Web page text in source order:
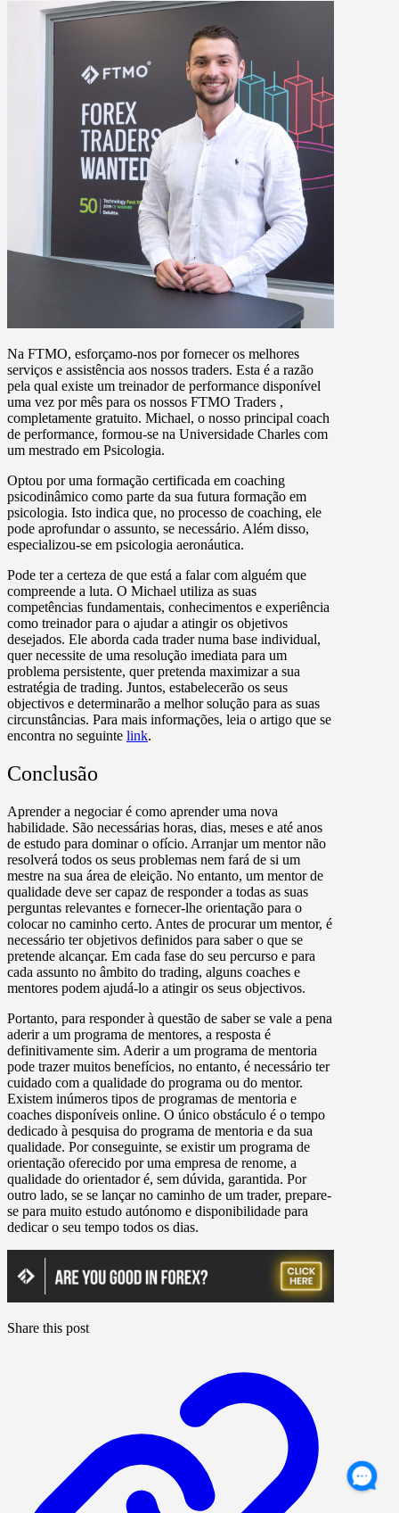
Na FTMO, esforçamo-nos por fornecer os melhores
serviços e assistência aos nossos traders. Esta é a razão
pela qual existe um treinador de performance disponível
uma vez por mês para os nossos FTMO Traders ,
completamente gratuito. Michael, o nosso principal coach
de performance, formou-se na Universidade Charles com
um mestrado em Psicologia.
Optou por uma formação certificada em coaching
psicodinâmico como parte da sua futura formação em
psicologia. Isto indica que, no processo de coaching, ele
pode aprofundar o assunto, se necessário. Além disso,
especializou-se em psicologia aeronáutica.
Pode ter a certeza de que está a falar com alguém que
compreende a luta. O Michael utiliza as suas
competências fundamentais, conhecimentos e experiência
como treinador para o ajudar a atingir os objetivos
desejados. Ele aborda cada trader numa base individual,
quer necessite de uma resolução imediata para um
problema persistente, quer pretenda maximizar a sua
estratégia de trading. Juntos, estabelecerão os seus
objectivos e determinarão a melhor solução para as suas
circunstâncias. Para mais informações, leia o artigo que se
encontra no seguinte link.
Conclusão
Aprender a negociar é como aprender uma nova
habilidade. São necessárias horas, dias, meses e até anos
de estudo para dominar o ofício. Arranjar um mentor não
resolverá todos os seus problemas nem fará de si um
mestre na sua área de eleição. No entanto, um mentor de
qualidade deve ser capaz de responder a todas as suas
perguntas relevantes e fornecer-lhe orientação para o
colocar no caminho certo. Antes de procurar um mentor, é
necessário ter objetivos definidos para saber o que se
pretende alcançar. Em cada fase do seu percurso e para
cada assunto no âmbito do trading, alguns coaches e
mentores podem ajudá-lo a atingir os seus objectivos.
Portanto, para responder à questão de saber se vale a pena
aderir a um programa de mentores, a resposta é
definitivamente sim. Aderir a um programa de mentoria
pode trazer muitos benefícios, no entanto, é necessário ter
cuidado com a qualidade do programa ou do mentor.
Existem inúmeros tipos de programas de mentoria e
coaches disponíveis online. O único obstáculo é o tempo
dedicado à pesquisa do programa de mentoria e da sua
qualidade. Por conseguinte, se existir um programa de
orientação oferecido por uma empresa de renome, a
qualidade do orientador é, sem dúvida, garantida. Por
outro lado, se se lançar no caminho de um trader, prepare-
se para muito estudo autónomo e disponibilidade para
dedicar o seu tempo todos os dias.
Share this post